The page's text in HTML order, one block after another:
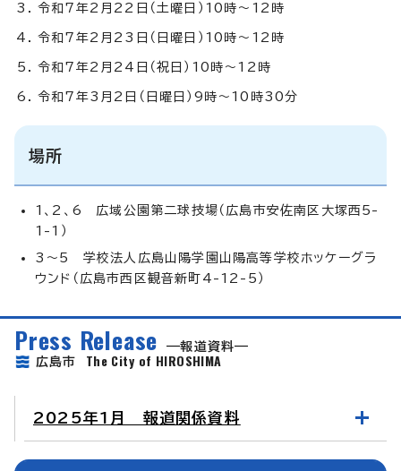
令和7年2月22日（土曜日）10時～12時
令和7年2月23日（日曜日）10時～12時
令和7年2月24日（祝日）10時～12時
令和7年3月2日（日曜日）9時～10時30分
場所
1、2、6 広域公園第二球技場（広島市安佐南区大塚西5-
1-1）
3～5 学校法人広島山陽学園山陽高等学校ホッケーグラ
ウンド（広島市西区観音新町4-12-5）
Press Release
報道資料
広島市 The City of HIROSHIMA
2025年1月 報道関係資料